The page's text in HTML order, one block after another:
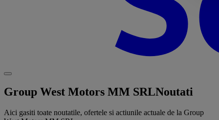
Group West Motors MM SRLNoutati
Aici gasiti toate noutatile, ofertele si actiunile actuale de la Group